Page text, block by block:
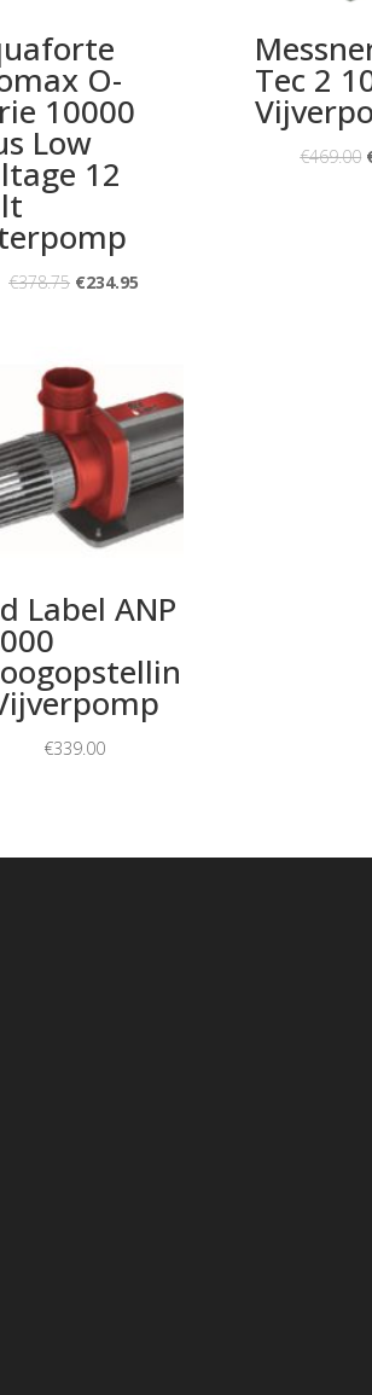
O-
10000
Low
12
€378.75 €234.95
Tec 2
€469.00
Label ANP
€339.00